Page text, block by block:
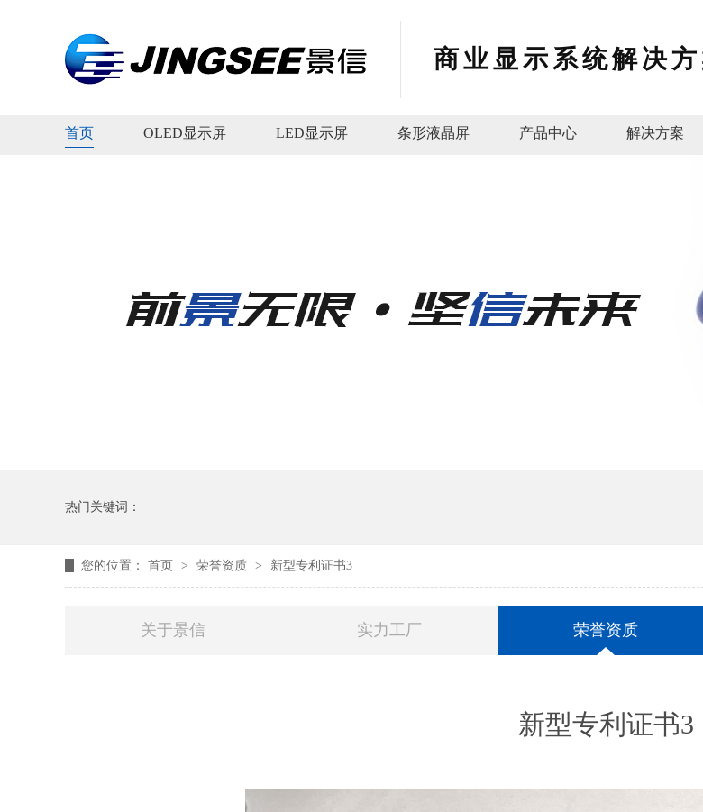
商业显示系统解决
首页 OLED显示屏 LED显示屏 条形液晶屏 产品中心 解决方案
热门关键词：
您的位置： 首页 > 荣誉资质 > 新型专利证书3
关于景信 实力工厂 荣誉资质
新型专利证书3